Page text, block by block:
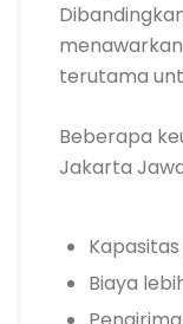
terutama
Beberapa
Jakarta
Biaya